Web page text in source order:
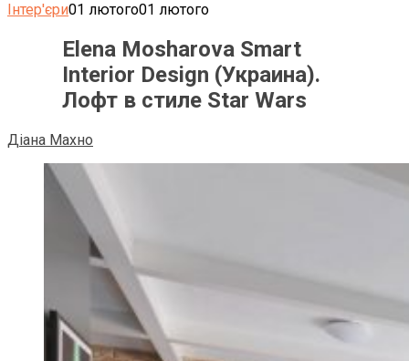
Інтер'єри01 лютого01 лютого
Elena Mosharova Smart
Interior Design (Украина).
Лофт в стиле Star Wars
Діана Махно